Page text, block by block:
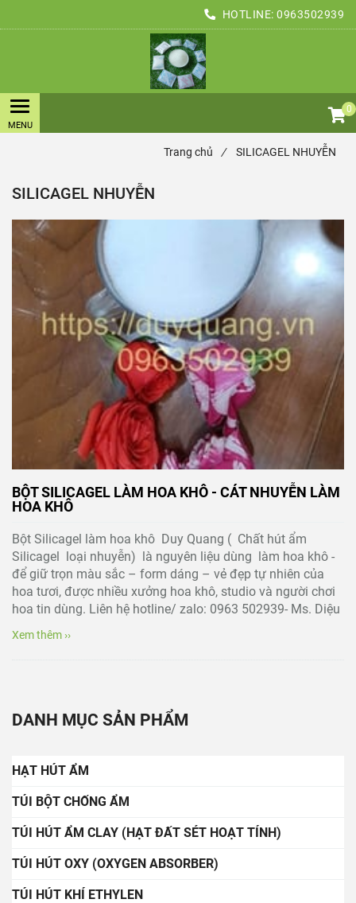
HOTLINE: 0963502939
0
Trang chủ / SILICAGEL NHUYỄN
SILICAGEL NHUYỄN
BỘT SILICAGEL LÀM HOA KHÔ - CÁT NHUYỄN LÀM
HOA KHÔ
Bột Silicagel làm hoa khô Duy Quang ( Chất hút ẩm
Silicagel loại nhuyễn) là nguyên liệu dùng làm hoa khô -
để giữ trọn màu sắc – form dáng – vẻ đẹp tự nhiên của
hoa tươi, được nhiều xưởng hoa khô, studio và người chơi
hoa tin dùng. Liên hệ hotline/ zalo: 0963 502939- Ms. Diệu
Xem thêm ››
DANH MỤC SẢN PHẨM
HẠT HÚT ẨM
TÚI BỘT CHỐNG ẨM
TÚI HÚT ẨM CLAY (HẠT ĐẤT SÉT HOẠT TÍNH)
TÚI HÚT OXY (OXYGEN ABSORBER)
TÚI HÚT KHÍ ETHYLEN